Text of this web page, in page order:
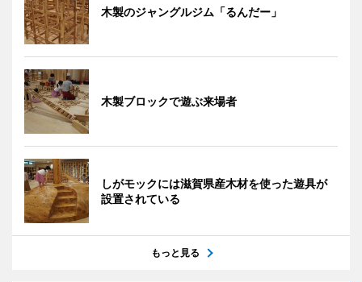
木製のジャングルジム「るんだー」
木製ブロックで遊ぶ来場者
しがモックには滋賀県産木材を使った遊具が
設置されている
もっと見る